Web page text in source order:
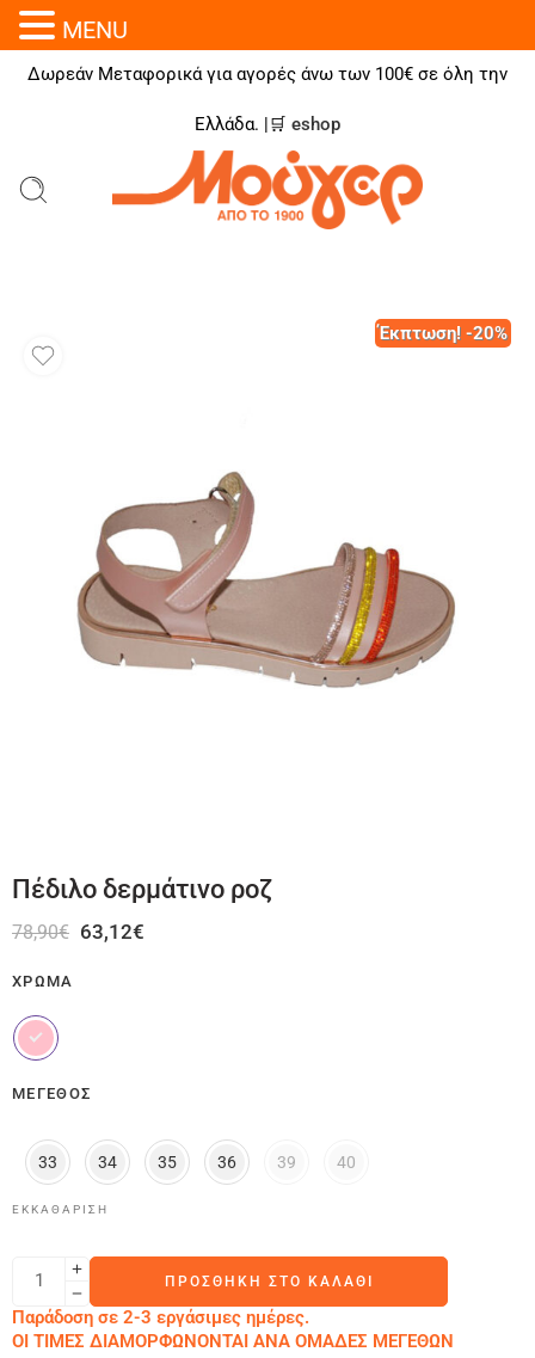
Δωρεάν Μεταφορικά για αγορές άνω των 100€ σε όλη την
Ελλάδα. |🛒 eshop
Έκπτωση! -20%
Πέδιλο δερμάτινο ροζ
78,90€ 63,12€
ΧΡΏΜΑ
ΜΈΓΕΘΟΣ
33 34 35 36 39 40
ΕΚΚΑΘΆΡΙΣΗ
ΠΡΟΣΘΉΚΗ ΣΤΟ ΚΑΛΆΘΙ
Παράδοση σε 2-3 εργάσιμες ημέρες.
ΟΙ ΤΙΜΕΣ ΔΙΑΜΟΡΦΩΝΟΝΤΑΙ ΑΝΑ ΟΜΑΔΕΣ ΜΕΓΕΘΩΝ
MENU